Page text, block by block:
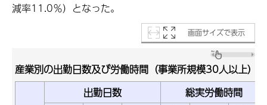
減率11.0％）となった。
画面サイズで表示
産業別の出勤日数及び労働時間（事業所規模30人以上）
出勤日数 総実労働時間